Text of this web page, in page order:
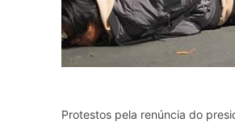
Protestos pela renúncia do